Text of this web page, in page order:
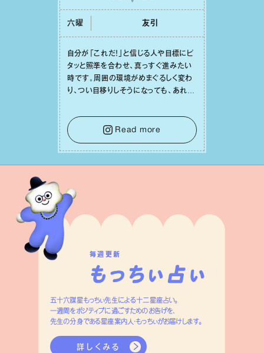
六曜 友引
⾃分が「これだ！」と信じる⼈や⽬標にピ
タッと照準を合わせ、真っすぐ進みたい
時です。周囲の環境がめまぐるしく変わ
り、つい⽬移りしそうになっても、あれこ
をそっと⼿放し、⽬の前のことに集中しま
しょう。そのブレない決意が、あなたにと
って有意義で安定した成果を引き寄せま
す。
Read more
毎週更新
五十六謀星もっちぃ先生による十二星座占い。
一週間をポジティブに過ごすためのお告げを、
先生の分身である星座案内人・もっちぃがお届けします。
詳しくみる